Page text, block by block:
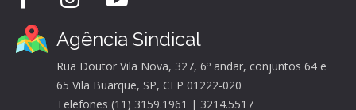
Agência Sindical
Rua Doutor Vila Nova, 327, 6º andar, conjuntos 64 e
65 Vila Buarque, SP, CEP 01222-020
Telefones (11) 3159.1961 | 3214.5517